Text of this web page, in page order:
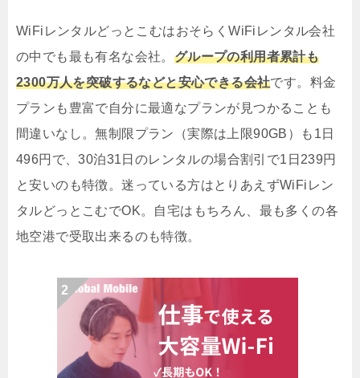
WiFiレンタルどっとこむはおそらくWiFiレンタル会社
の中でも最も有名な会社。 グループの利用者累計も
2300万人を突破するなどと安心できる会社です。料金
プランも豊富で自分に最適なプランが見つかることも
間違いなし。無制限プラン（実際は上限90GB）も1日
496円で、30泊31日のレンタルの場合割引で1日239円
と安いのも特徴。迷っている方はとりあえずWiFiレン
タルどっとこむでOK。自宅はもちろん、最も多くの各
地空港で受取出来るのも特徴。